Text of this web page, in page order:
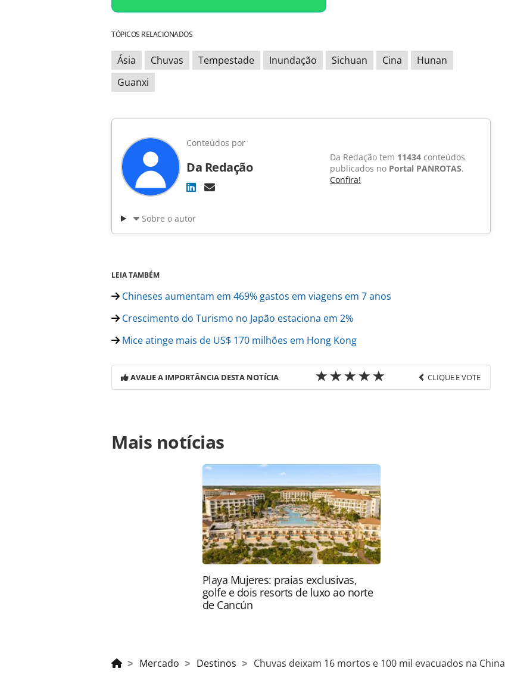
TÓPICOS RELACIONADOS
Ásia Chuvas Tempestade Inundação Sichuan Cina
Hunan
Guanxi
Conteúdos por
Da Redação
Da Redação tem 11434 conteúdos
publicados no Portal PANROTAS.
Confira!
Sobre o autor
LEIA TAMBÉM
Chineses aumentam em 469% gastos em viagens em 7 anos
Crescimento do Turismo no Japão estaciona em 2%
Mice atinge mais de US$ 170 milhões em Hong Kong
AVALIE A IMPORTÂNCIA DESTA NOTÍCIA CLIQUE E VOTE
https://www.panrotas.com.br/mercado/destinos/2018/07/chuvas-deixam-16-mortos-e-
100-mil-evacuados-na-china_156805.html ou as ferramentas oferecidas na página. Todo
o conteúdo produzido pela PANROTAS Editora é protegido pela legislação brasileira
sobre direito autoral. Não reproduza o conteúdo sem autorização da PANROTAS
Editora (copyright@panrotas.com.br).
Mais notícias
Playa Mujeres: praias exclusivas,
golfe e dois resorts de luxo ao norte
de Cancún
Mercado Destinos Chuvas deixam 16 mortos e 100 mil evacuados na China